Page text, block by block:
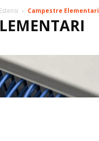
Campestre Elementari